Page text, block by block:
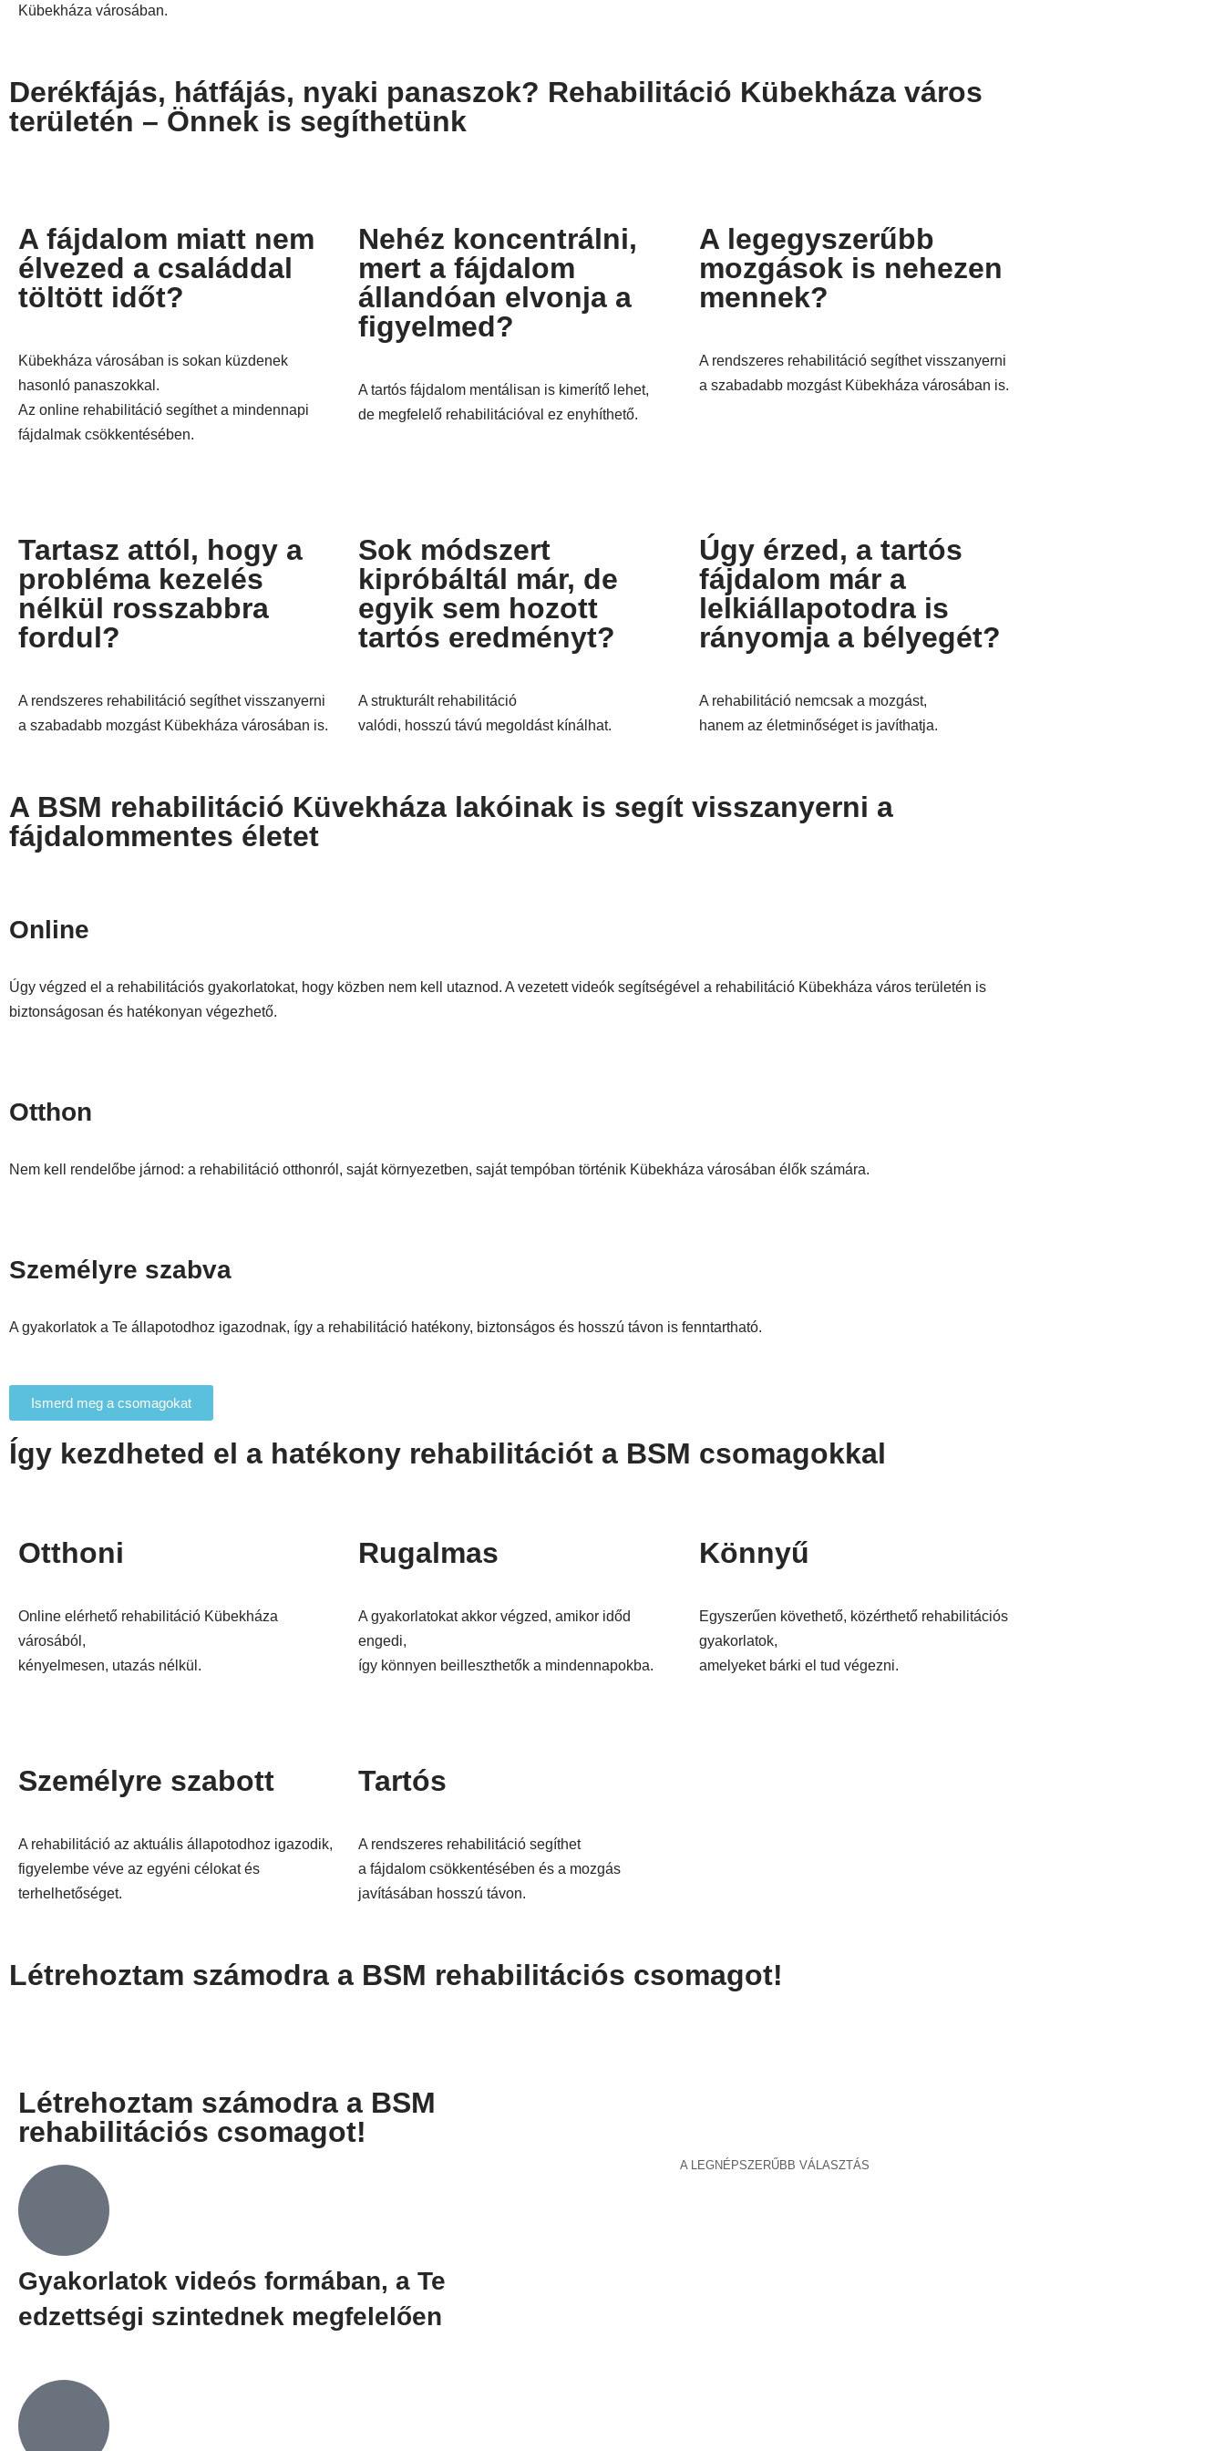
Kübekháza városában.
Derékfájás, hátfájás, nyaki panaszok? Rehabilitáció Kübekháza város
területén – Önnek is segíthetünk
A fájdalom miatt nem
élvezed a családdal
töltött időt?
Kübekháza városában is sokan küzdenek
hasonló panaszokkal.
Az online rehabilitáció segíthet a mindennapi
fájdalmak csökkentésében.
Nehéz koncentrálni,
mert a fájdalom
állandóan elvonja a
figyelmed?
A tartós fájdalom mentálisan is kimerítő lehet,
de megfelelő rehabilitációval ez enyhíthető.
A legegyszerűbb
mozgások is nehezen
mennek?
A rendszeres rehabilitáció segíthet visszanyerni
a szabadabb mozgást Kübekháza városában is.
Tartasz attól, hogy a
probléma kezelés
nélkül rosszabbra
fordul?
A rendszeres rehabilitáció segíthet visszanyerni
a szabadabb mozgást Kübekháza városában is.
Sok módszert
kipróbáltál már, de
egyik sem hozott
tartós eredményt?
A strukturált rehabilitáció
valódi, hosszú távú megoldást kínálhat.
Úgy érzed, a tartós
fájdalom már a
lelkiállapotodra is
rányomja a bélyegét?
A rehabilitáció nemcsak a mozgást,
hanem az életminőséget is javíthatja.
A BSM rehabilitáció Küvekháza lakóinak is segít visszanyerni a
fájdalommentes életet
Online
Úgy végzed el a rehabilitációs gyakorlatokat, hogy közben nem kell utaznod. A vezetett videók segítségével a rehabilitáció Kübekháza város területén is
biztonságosan és hatékonyan végezhető.
Otthon
Nem kell rendelőbe járnod: a rehabilitáció otthonról, saját környezetben, saját tempóban történik Kübekháza városában élők számára.
Személyre szabva
A gyakorlatok a Te állapotodhoz igazodnak, így a rehabilitáció hatékony, biztonságos és hosszú távon is fenntartható.
Ismerd meg a csomagokat
Így kezdheted el a hatékony rehabilitációt a BSM csomagokkal
Otthoni
Online elérhető rehabilitáció Kübekháza
városából,
kényelmesen, utazás nélkül.
Rugalmas
A gyakorlatokat akkor végzed, amikor időd
engedi,
így könnyen beilleszthetők a mindennapokba.
Könnyű
Egyszerűen követhető, közérthető rehabilitációs
gyakorlatok,
amelyeket bárki el tud végezni.
Személyre szabott
A rehabilitáció az aktuális állapotodhoz igazodik,
figyelembe véve az egyéni célokat és
terhelhetőséget.
Tartós
A rendszeres rehabilitáció segíthet
a fájdalom csökkentésében és a mozgás
javításában hosszú távon.
Létrehoztam számodra a BSM rehabilitációs csomagot!
Létrehoztam számodra a BSM
rehabilitációs csomagot!
Gyakorlatok videós formában, a Te
edzettségi szintednek megfelelően
A LEGNÉPSZERŰBB VÁLASZTÁS